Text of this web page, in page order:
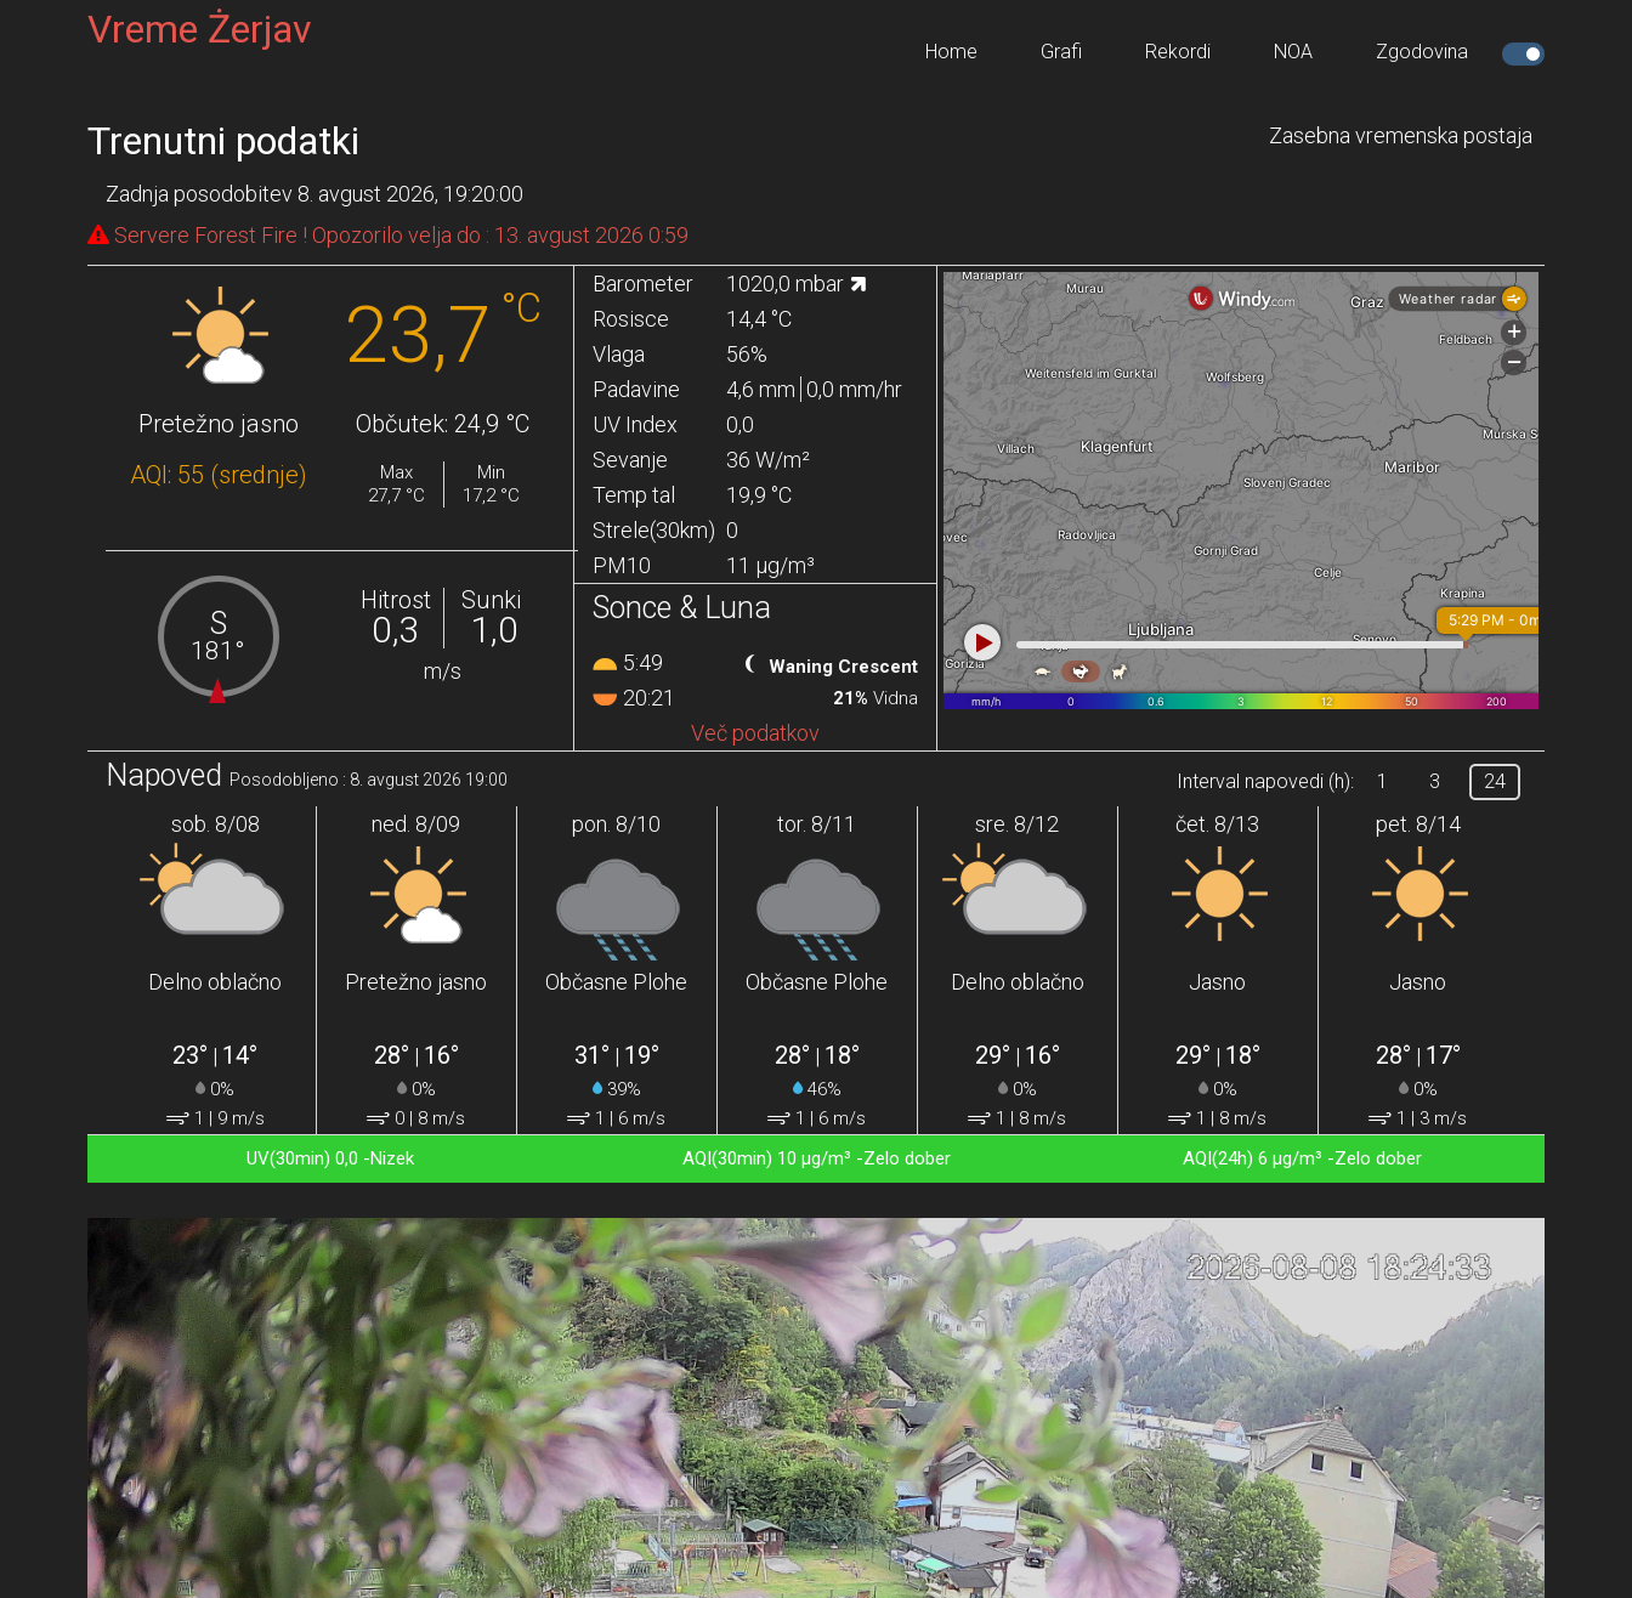
Vreme Żerjav Home Grafi Rekordi NOA Zgodovina
Trenutni podatki Zasebna vremenska postaja
Zadnja posodobitev 8. avgust 2026, 19:20:00
Servere Forest Fire ! Opozorilo velja do : 13. avgust 2026 0:59
23,7 °C
Pretežno jasno
AQI: 55 (srednje)
Občutek: 24,9 °C
Max
Min
27,7 °C
17,2 °C
S
181°
Hitrost Sunki
0,3 1,0
m/s
Barometer
1020,0 mbar
Rosisce
14,4 °C
Vlaga
56%
Padavine
4,6 mm 0,0 mm/hr
UV Index
0,0
Sevanje
36 W/m²
Temp tal
19,9 °C
Strele(30km) 0
PM10
11 µg/m³
Sonce & Luna
5:49
20:21
Waning Crescent
21% Vidna
Več podatkov
Napoved Posodobljeno : 8. avgust 2026 19:00 Interval napovedi (h): 1 3 24
sob. 8/08
Delno oblačno
23° | 14°
0%
1 | 9 m/s
ned. 8/09
Pretežno jasno
28° | 16°
0%
0 | 8 m/s
pon. 8/10
Občasne Plohe
31° | 19°
39%
1 | 6 m/s
tor. 8/11
Občasne Plohe
28° | 18°
46%
1 | 6 m/s
sre. 8/12
Delno oblačno
29° | 16°
0%
1 | 8 m/s
čet. 8/13
Jasno
29° | 18°
0%
1 | 8 m/s
pet. 8/14
Jasno
28° | 17°
0%
1 | 3 m/s
UV(30min) 0,0 -Nizek
AQI(30min) 10 µg/m³ -Zelo dober AQI(24h) 6 µg/m³ -Zelo dober